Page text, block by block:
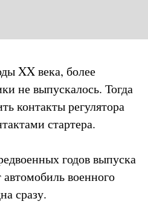
XX века, более
не выпускалось. Тогда
контакты регулятора
стартера.
годов выпуска
военного
сразу.